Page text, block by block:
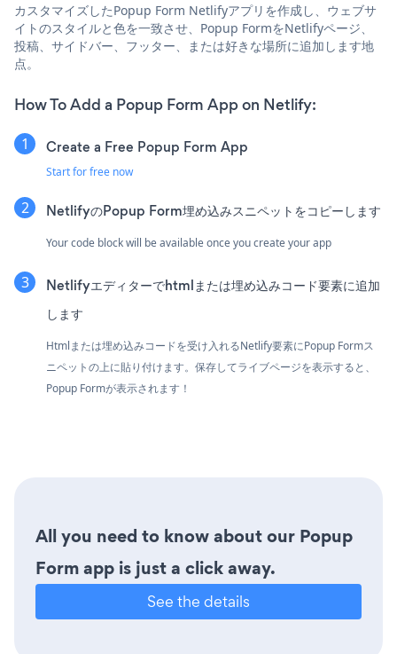
カスタマイズしたPopup Form Netlifyアプリを作成し、ウェブサ
イトのスタイルと色を一致させ、Popup FormをNetlifyページ、
投稿、サイドバー、フッター、または好きな場所に追加します地
点。
How To Add a Popup Form App on Netlify:
Create a Free Popup Form App
Start for free now
NetlifyのPopup Form埋め込みスニペットをコピーします
Your code block will be available once you create your app
Netlifyエディターでhtmlまたは埋め込みコード要素に追加
します
Htmlまたは埋め込みコードを受け入れるNetlify要素にPopup Formス
ニペットの上に貼り付けます。保存してライブページを表示すると、
Popup Formが表示されます！
All you need to know about our Popup
Form app is just a click away.
See the details